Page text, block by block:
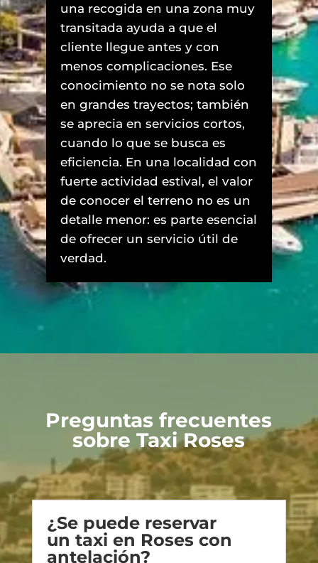
una recogida en una zona muy
transitada ayuda a que el
cliente llegue antes y con
menos complicaciones. Ese
conocimiento no se nota solo
en grandes trayectos; también
se aprecia en servicios cortos,
cuando lo que se busca es
eficiencia. En una localidad con
fuerte actividad estival, el valor
de conocer el terreno no es un
detalle menor: es parte esencial
de ofrecer un servicio útil de
verdad.
Preguntas frecuentes
sobre Taxi Roses
¿Se puede reservar
un taxi en Roses con
antelación?